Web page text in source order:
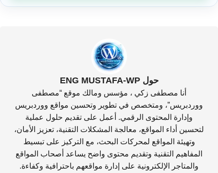
حول ENG MUSTAFA-WP
أنا مصطفى زكي ، مؤسس ومالك موقع “مصطفى
ووردبريس”، ومتخصص في تطوير وتحسين مواقع ووردبريس
وإدارة المحتوى الرقمي. أعمل على تقديم حلول عملية
لتحسين أداء المواقع، معالجة المشكلات التقنية، تعزيز الأمان،
وتهيئة المواقع لمحركات البحث، مع التركيز على تبسيط
المفاهيم التقنية وتقديم محتوى واضح يساعد أصحاب المواقع
والمتاجر الإلكترونية على إدارة مواقعهم باحترافية وكفاءة.